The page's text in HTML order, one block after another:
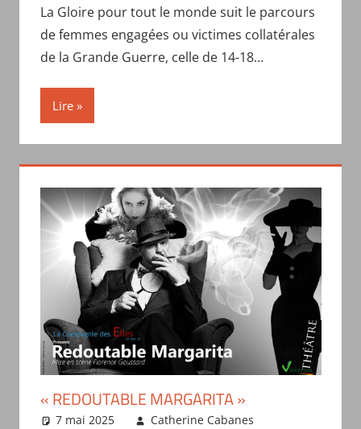
La Gloire pour tout le monde suit le parcours
de femmes engagées ou victimes collatérales
de la Grande Guerre, celle de 14-18…
Lire
« REDOUTABLE MARGARITA »
7 mai 2025 Catherine Cabanes